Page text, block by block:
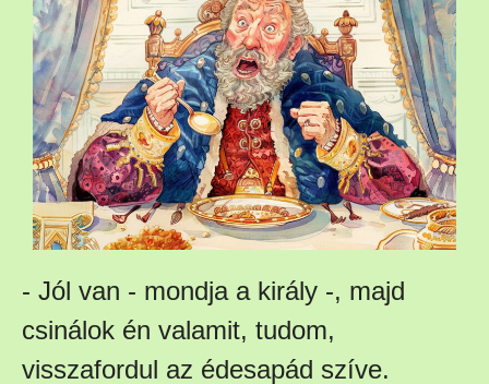
- Jól van - mondja a király -, majd
csinálok én valamit, tudom,
visszafordul az édesapád szíve.